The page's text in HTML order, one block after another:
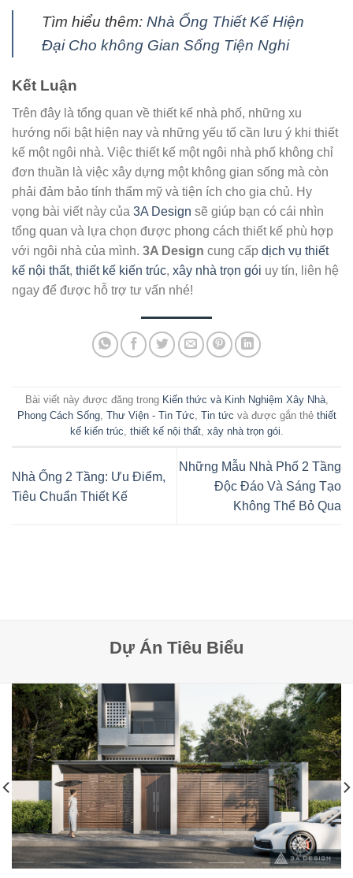
Tìm hiểu thêm: Nhà Ống Thiết Kế Hiện
Đại Cho không Gian Sống Tiện Nghi
Kết Luận
Trên đây là tổng quan về thiết kế nhà phố, những xu
hướng nổi bật hiện nay và những yếu tố cần lưu ý khi thiết
kế một ngôi nhà. Việc thiết kế một ngôi nhà phố không chỉ
đơn thuần là việc xây dựng một không gian sống mà còn
phải đảm bảo tính thẩm mỹ và tiện ích cho gia chủ. Hy
vọng bài viết này của 3A Design sẽ giúp bạn có cái nhìn
tổng quan và lựa chọn được phong cách thiết kế phù hợp
với ngôi nhà của mình. 3A Design cung cấp dịch vụ thiết
kế nội thất, thiết kế kiến trúc, xây nhà trọn gói uy tín, liên hệ
ngay để được hỗ trợ tư vấn nhé!
Bài viết này được đăng trong Kiến thức và Kinh Nghiệm Xây Nhà,
Phong Cách Sống, Thư Viện - Tin Tức, Tin tức và được gắn thẻ thiết
kế kiến trúc, thiết kế nội thất, xây nhà trọn gói.
Nhà Ống 2 Tầng: Ưu Điểm,
Tiêu Chuẩn Thiết Kế
Những Mẫu Nhà Phố 2 Tầng
Độc Đáo Và Sáng Tạo
Không Thể Bỏ Qua
Dự Án Tiêu Biểu